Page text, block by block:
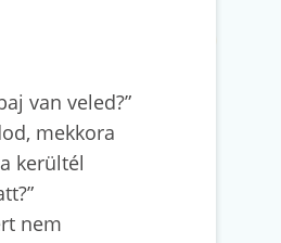
van veled?”
mekkora
kerültél
nem